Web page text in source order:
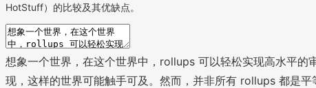
HotStuff）的比较及其优缺点。
想象一个世界，在这个世界中，rollups 可以轻松实现高水平的
现，这样的世界可能触手可及。然而，并非所有 rollups 都是